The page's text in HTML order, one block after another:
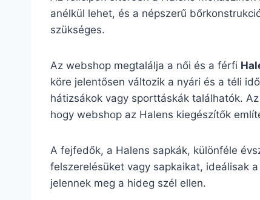
anélkül lehet, és a népszerű
szükséges.
Az webshop megtalálja a női és a férfi
köre jelentősen változik a nyári és a téli
hátizsákok vagy sporttáskák találhatók.
hogy webshop az Halens kiegészítők
A fejfedők, a Halens sapkák, különféle
felszerelésüket vagy sapkaikat, ideálisak
jelennek meg a hideg szél ellen.